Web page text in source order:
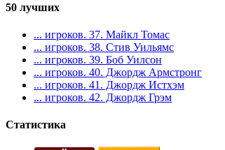
50 лучших
... игроков. 37. Майкл Томас
... игроков. 38. Стив Уильямс
... игроков. 39. Боб Уилсон
... игроков. 40. Джордж Армстронг
... игроков. 41. Джордж Истхэм
... игроков. 42. Джордж Грэм
Статистика